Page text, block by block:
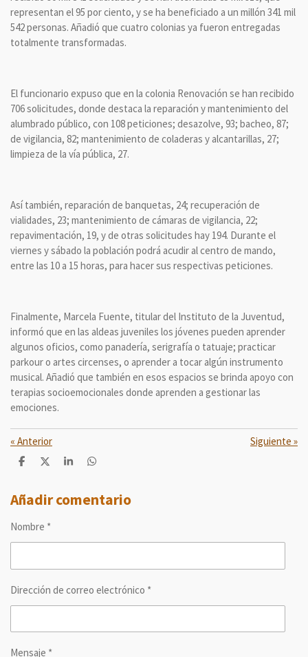
representan el 95 por ciento, y se ha beneficiado a un millón 341 mil
542 personas. Añadió que cuatro colonias ya fueron entregadas
totalmente transformadas.
El funcionario expuso que en la colonia Renovación se han recibido
706 solicitudes, donde destaca la reparación y mantenimiento del
alumbrado público, con 108 peticiones; desazolve, 93; bacheo, 87;
de vigilancia, 82; mantenimiento de coladeras y alcantarillas, 27;
limpieza de la vía pública, 27.
Así también, reparación de banquetas, 24; recuperación de
vialidades, 23; mantenimiento de cámaras de vigilancia, 22;
repavimentación, 19, y de otras solicitudes hay 194. Durante el
viernes y sábado la población podrá acudir al centro de mando,
entre las 10 a 15 horas, para hacer sus respectivas peticiones.
Finalmente, Marcela Fuente, titular del Instituto de la Juventud,
informó que en las aldeas juveniles los jóvenes pueden aprender
algunos oficios, como panadería, serigrafía o tatuaje; practicar
parkour o artes circenses, o aprender a tocar algún instrumento
musical. Añadió que también en esos espacios se brinda apoyo con
terapias socioemocionales donde aprenden a gestionar las
emociones.
« Anterior Siguiente »
C
p
a
t
C
p
a
C
p
a
C
p
a
Añadir comentario
Nombre *
Dirección de correo electrónico *
Mensaje *